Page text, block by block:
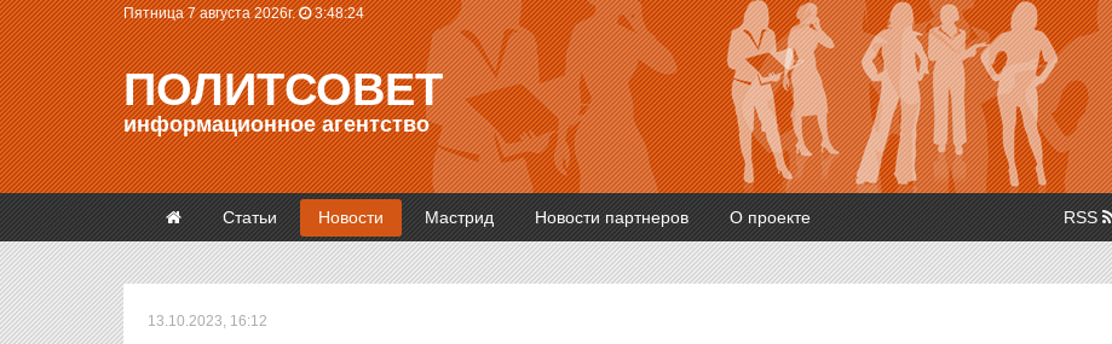
Пятница 7 августа 2026г. 3:48:24
ПОЛИТСОВЕТ
информационное агентство
Статьи Новости Мастрид Новости партнеров О проекте RSS
13.10.2023, 16:12